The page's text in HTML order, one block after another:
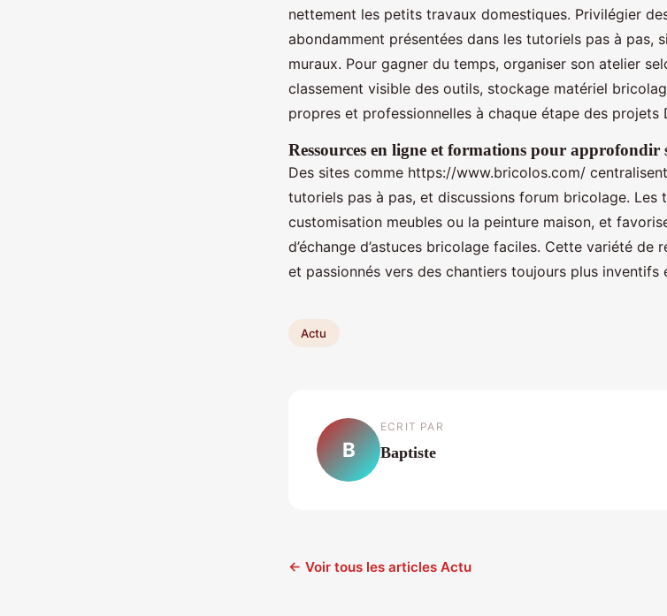
nettement les petits travaux domestiques. Privilégier
abondamment présentées dans les tutoriels pas à pas,
muraux. Pour gagner du temps, organiser son atelier
classement visible des outils, stockage matériel
propres et professionnelles à chaque étape des projets
Ressources en ligne et formations pour approfondir
Des sites comme https://www.bricolos.com/
tutoriels pas à pas, et discussions forum bricolage. Les
customisation meubles ou la peinture maison, et
d’échange d’astuces bricolage faciles. Cette variété de
et passionnés vers des chantiers toujours plus inventifs
Actu
B
ECRIT PAR
Baptiste
← Voir tous les articles Actu